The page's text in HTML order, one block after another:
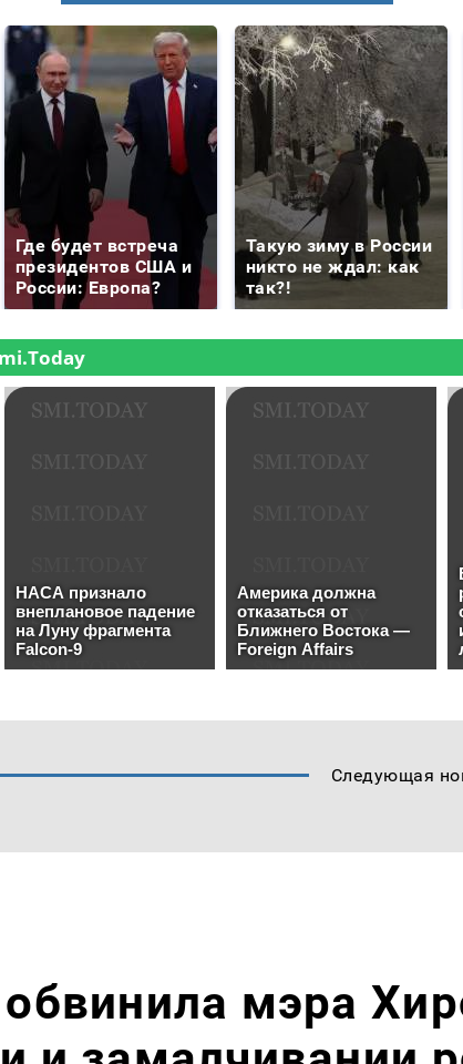
Где будет встреча
президентов США и
России: Европа?
Такую зиму в России
никто не ждал: как
так?!
Следующая
обвинила мэра